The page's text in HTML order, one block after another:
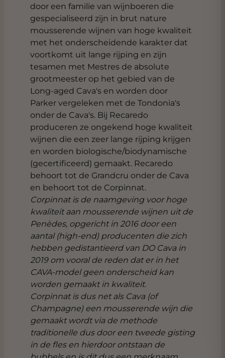
door een familie van wijnboeren die
gespecialiseerd zijn in brut nature
mousserende wijnen van hoge kwaliteit
met het onderscheidende karakter dat
voortkomt uit lange rijping en zijn
tesamen met Mestres de absolute
grootmeester op het gebied van de
Long-aged Cava's en worden door
Parker vergeleken met de Tondonia's
onder de Cava's. Bij Recaredo
produceren ze ongekend hoge kwaliteit
wijnen die een zeer lange rijping krijgen
en worden biologische/biodynamische
(gecertificeerd) gemaakt. Recaredo
behoort tot de Grandcru onder de Cava
en behoort tot de Corpinnat.
Corpinnat is de naamgeving voor hoge
kwaliteit aan mousserende wijnen uit de
Penèdes, opgericht in 2016 door een
aantal (high-end) producenten die zich
hebben gedistantieerd van DO Cava in
2019 om vooral de reden dat er in het
CAVA-model geen onderscheid kan
worden gemaakt in kwaliteit.
Corpinnat is dus net als Cava (of
Champagne) een mousserende wijn die
gemaakt wordt via de methode
traditionelle dus door een tweede gisting
in de fles en hierdoor ontstaan de